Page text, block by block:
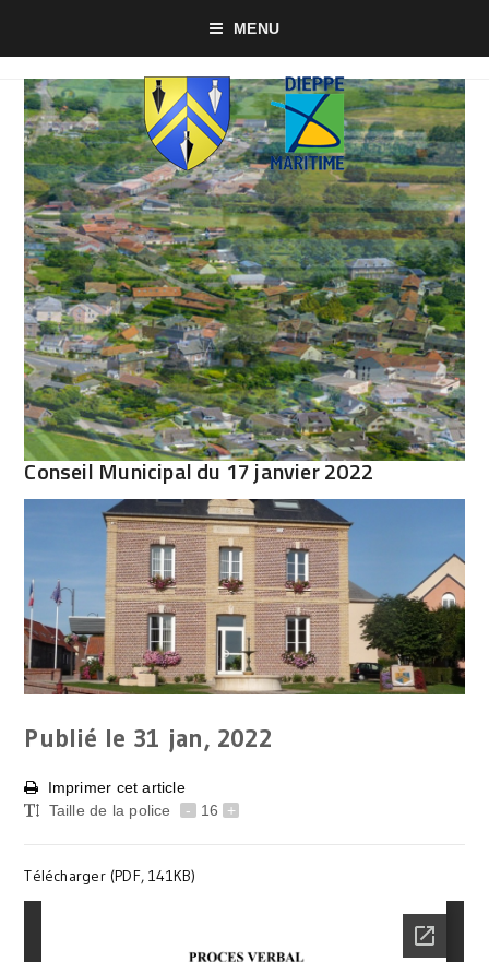
MENU
Conseil Municipal du 17 janvier 2022
Publié le 31 jan, 2022
Imprimer cet article
Taille de la police
- 16 +
Télécharger (PDF, 141KB)